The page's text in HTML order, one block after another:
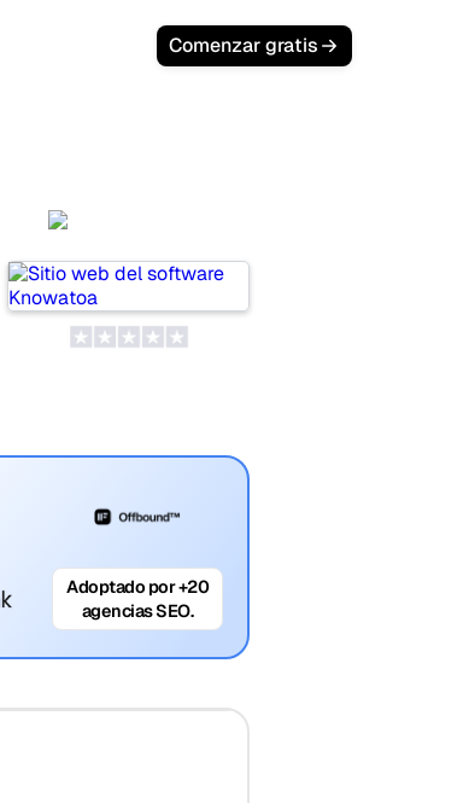
Comenzar gratis
Adoptado por +20
agencias SEO.